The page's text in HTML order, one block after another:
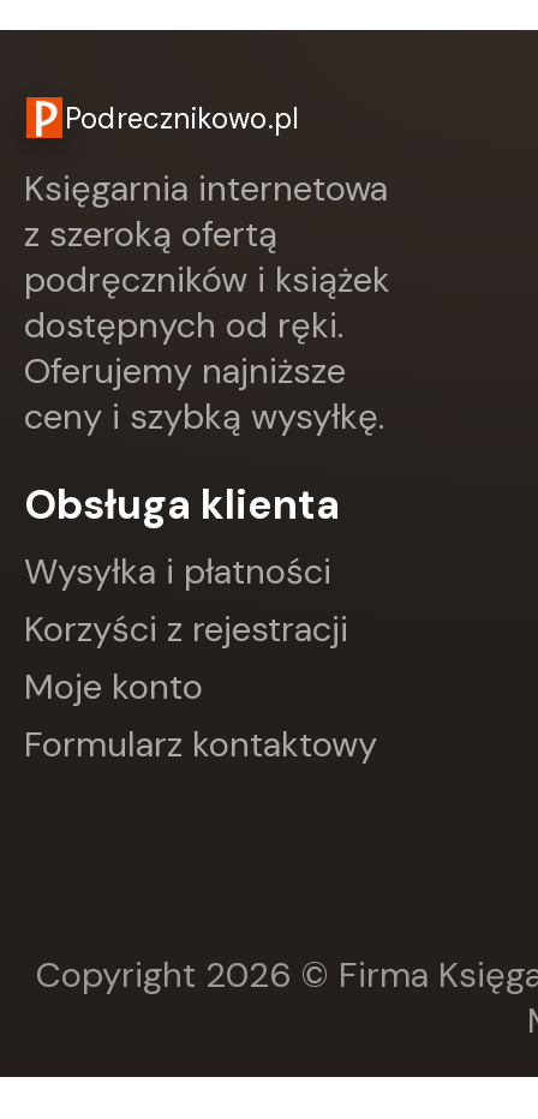
DEMART
Dolnośląskie
DRAGON
EDYCJA ŚWIĘTEGO PAWŁA
Edycja Świętego Pawła
ESPRIT
Express Publishing
FABRYKA SŁÓW
FENIX
FRONDA
Greg
GRUPA IMAGE
HARMONIA
Insignis
JEDNOŚĆ
karakter
Literat
Podrecznikowo.pl
Księgarnia internetowa
z szeroką ofertą
podręczników i książek
dostępnych od ręki.
Oferujemy najniższe
ceny i szybką wysyłkę.
Obsługa klienta
Wysyłka i płatności
Korzyści z rejestracji
Moje konto
Formularz kontaktowy
Copyright 2026 © Firma